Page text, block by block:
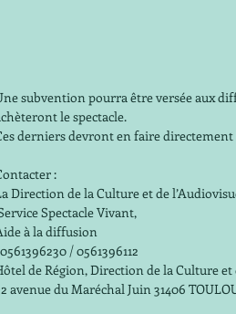
subvention pourra être versée aux
le spectacle.
derniers devront en faire directement
:
Direction de la Culture et de
Spectacle Vivant,
à la diffusion
/ 0561396112
de Région, Direction de la Culture et
avenue du Maréchal Juin 31406